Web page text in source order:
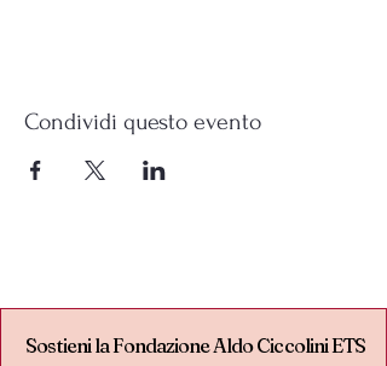
Condividi questo evento
Sostieni la Fondazione Aldo Ciccolini ETS
Sostieni la Fondazione Aldo Ciccolini ETS